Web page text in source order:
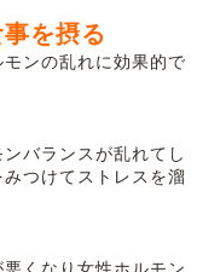
を摂る
ンの乱れに効果的で
バランスが乱れてし
つけてストレスを溜
くなり女性ホルモン